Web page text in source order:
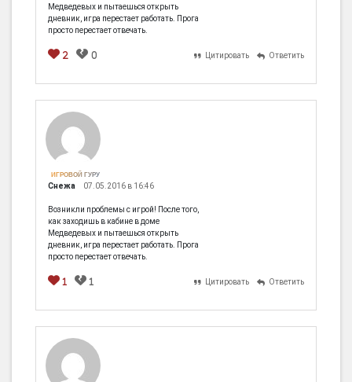
Медведевых и пытаешься открыть
дневник, игра перестает работать. Прога
просто перестает отвечать.
2 0 Цитировать Ответить
ИГРОВОЙ ГУРУ
Снежа 07.05.2016 в 16:46
Возникли проблемы с игрой! После того,
как заходишь в кабине в доме
Медведевых и пытаешься открыть
дневник, игра перестает работать. Прога
просто перестает отвечать.
1 1 Цитировать Ответить